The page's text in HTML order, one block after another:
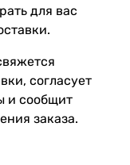
для вас
согласует
и сообщит
заказа.